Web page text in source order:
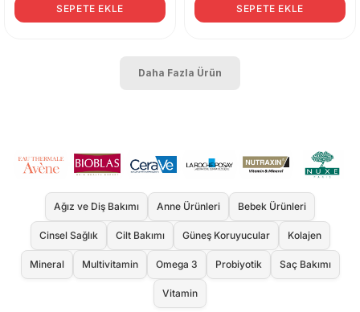
SEPETE EKLE SEPETE EKLE
Daha Fazla Ürün
Ağız ve Diş Bakımı Anne Ürünleri Bebek Ürünleri
Cinsel Sağlık Cilt Bakımı Güneş Koruyucular Kolajen
Mineral Multivitamin Omega 3 Probiyotik Saç Bakımı
Vitamin